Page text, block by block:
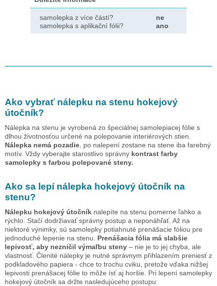
samolepka z více částí?
ne
samolepka s aplikační fólii?
ano
Ako vybrať nálepku na stenu hokejový
útočník?
Nálepka na stenu je vyrobená zo špeciálnej samolepiacej fólie s
dlhou životnosťou určené na polepovanie interiérových stien.
Nálepka nemá pozadie , po nalepení zostane na stene iba farebný
motív. Vždy vyberajte starostlivo správny kontrast farby
samolepky s farbou polepované steny.
Ako sa lepí nálepka hokejový útočník na
stenu?
Nálepku hokejový útočník nalepíte na stenu pomerne ľahko a
rýchlo. Stačí dodržiavať správny postup a neponáhľať. Až na
niektoré výnimky, sú samolepky potiahnuté prenášacie fóliou pre
jednoduché lepenie na stenu. Prenášacia fólia má slabšie
lepivosť, aby nezničil výmaľbu steny – nie je to jej chyba, ale
vlastnosť. Členité nálepky je nutné správnym přihlazením preniesť z
podkladového papiera - chce to trochu cviku, pretože vďaka nižšej
lepivosti prenášacej fólie to môže ísť aj horšie. Pri lepení samolepky
hokejový útočník sa držte nasledujúceho postupu: